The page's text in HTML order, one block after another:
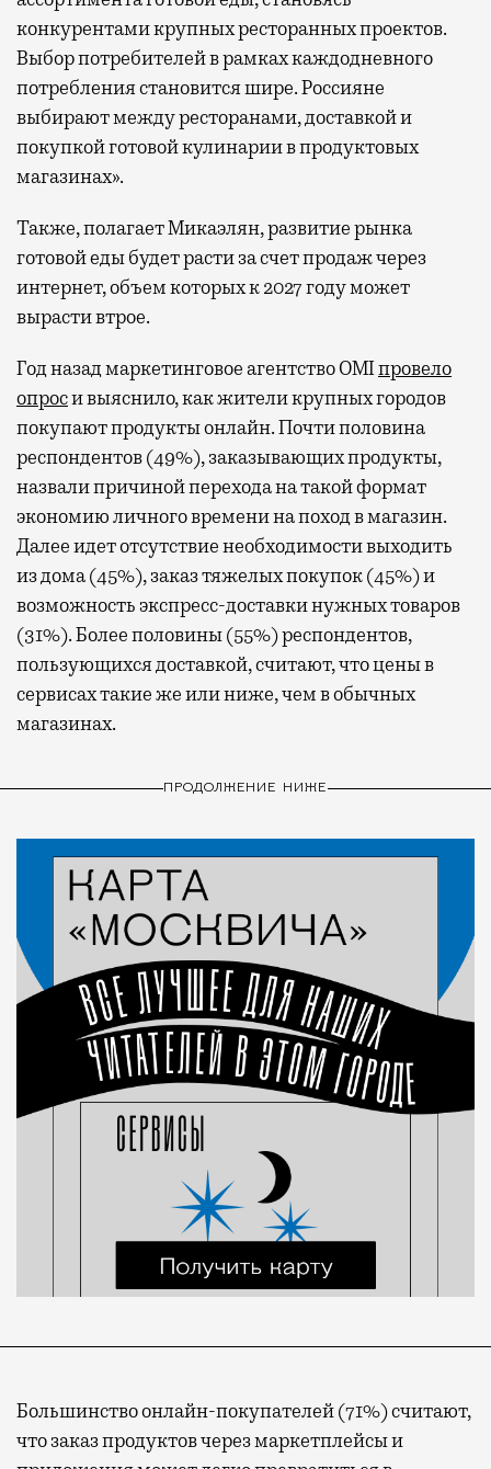
конкурентами крупных ресторанных проектов.
Выбор потребителей в рамках каждодневного
потребления становится шире. Россияне
выбирают между ресторанами, доставкой и
покупкой готовой кулинарии в продуктовых
магазинах».
Также, полагает Микаэлян, развитие рынка
готовой еды будет расти за счет продаж через
интернет, объем которых к 2027 году может
вырасти втрое.
Год назад маркетинговое агентство OMIпровело
опроси выяснило, как жители крупных городов
покупают продукты онлайн. Почти половина
респондентов (49%), заказывающих продукты,
назвали причиной перехода на такой формат
экономию личного времени на поход в магазин.
Далее идет отсутствие необходимости выходить
из дома (45%), заказ тяжелых покупок (45%) и
возможность экспресс-доставки нужных товаров
(31%). Более половины (55%) респондентов,
пользующихся доставкой, считают, что цены в
сервисах такие же или ниже, чем в обычных
магазинах.
ПРОДОЛЖЕНИЕ НИЖЕ
Большинство онлайн-покупателей (71%) считают,
что заказ продуктов через маркетплейсы и